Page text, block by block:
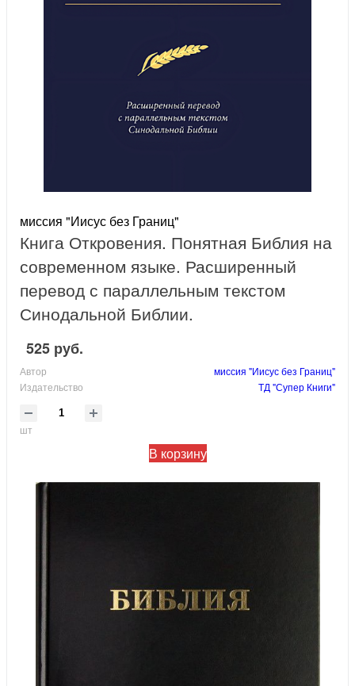
миссия "Иисус без Границ"
Книга Откровения. Понятная Библия на
современном языке. Расширенный
перевод с параллельным текстом
Синодальной Библии.
525 руб.
Автор
миссия "Иисус без Границ"
Издательство
ТД "Супер Книги"
шт
В корзину